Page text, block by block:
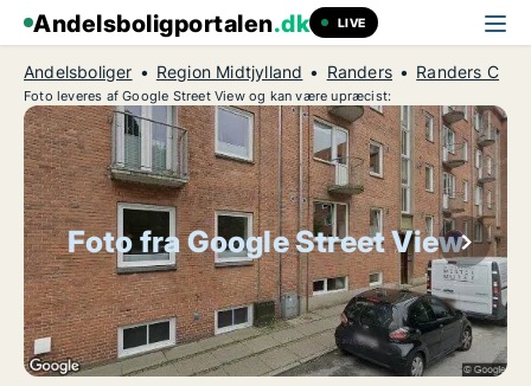
Andelsboligportalen.dk LIVE
Andelsboliger Region Midtjylland Randers Randers C
Foto leveres af Google Street View og kan være upræcist:
Foto fra Google Street View